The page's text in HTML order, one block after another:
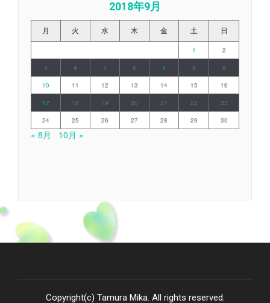
2018年9月
月 火 水 木 金 土 日
1 2
3 4 5 6 7 8 9
10 11 12 13 14 15 16
17 18 19 20 21 22 23
24 25 26 27 28 29 30
« 8月 10月 »
Copyright(c) Tamura Mika. All rights reserved.